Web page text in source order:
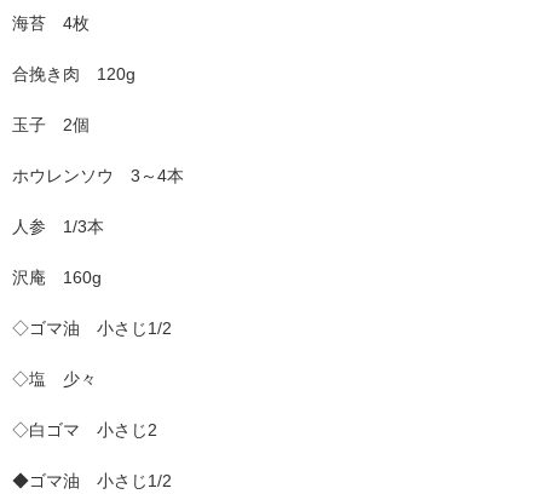
海苔 4枚
合挽き肉 120g
玉子 2個
ホウレンソウ 3～4本
人参 1/3本
沢庵 160g
◇ゴマ油 小さじ1/2
◇塩 少々
◇白ゴマ 小さじ2
◆ゴマ油 小さじ1/2